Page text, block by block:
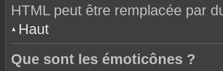
HTML peut être remplacée par
Haut
Que sont les émoticônes ?